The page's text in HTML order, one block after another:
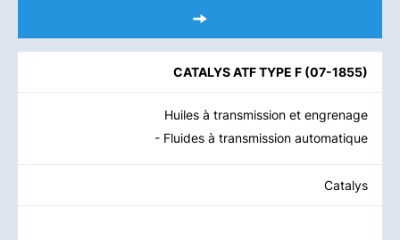
CATALYS ATF TYPE F (07-1855)
Huiles à transmission et engrenage
- Fluides à transmission automatique
Catalys